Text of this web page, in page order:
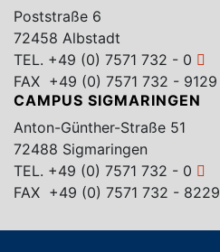
Poststraße 6
72458 Albstadt
TEL. +49 (0) 7571 732 - 0
FAX +49 (0) 7571 732 - 9129
CAMPUS SIGMARINGEN
Anton-Günther-Straße 51
72488 Sigmaringen
TEL. +49 (0) 7571 732 - 0
FAX +49 (0) 7571 732 - 8229